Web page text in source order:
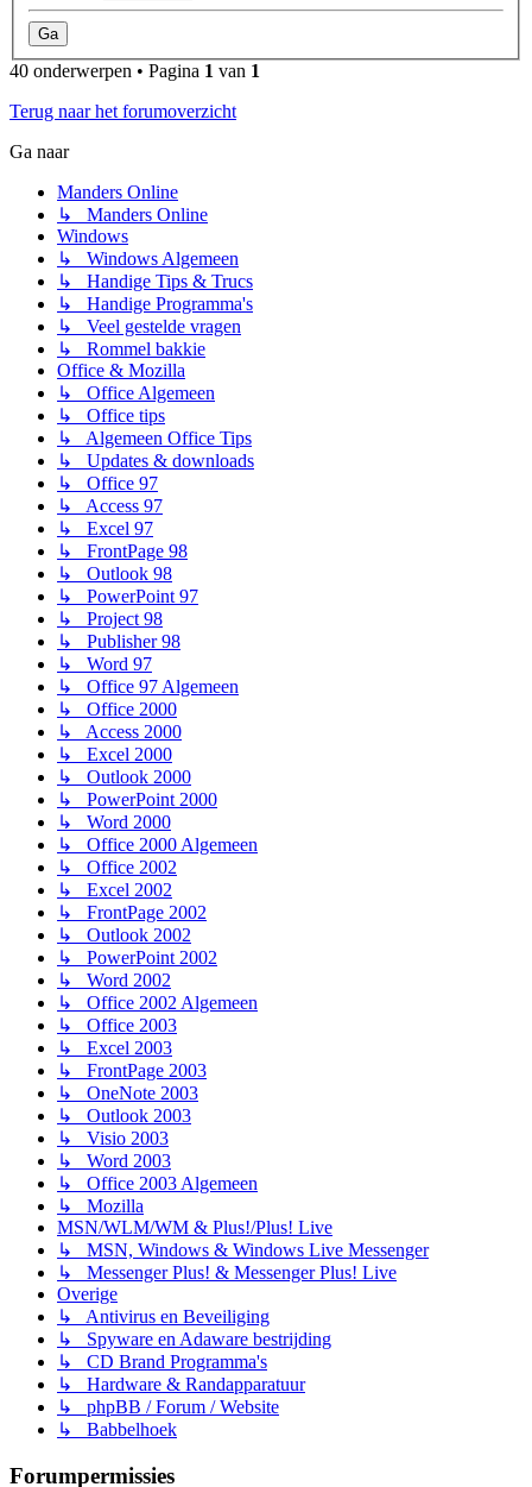
40 onderwerpen • Pagina 1 van 1
Terug naar het forumoverzicht
Ga naar
Manders Online
↳ Manders Online
Windows
↳ Windows Algemeen
↳ Handige Tips & Trucs
↳ Handige Programma's
↳ Veel gestelde vragen
↳ Rommel bakkie
Office & Mozilla
↳ Office Algemeen
↳ Office tips
↳ Algemeen Office Tips
↳ Updates & downloads
↳ Office 97
↳ Access 97
↳ Excel 97
↳ FrontPage 98
↳ Outlook 98
↳ PowerPoint 97
↳ Project 98
↳ Publisher 98
↳ Word 97
↳ Office 97 Algemeen
↳ Office 2000
↳ Access 2000
↳ Excel 2000
↳ Outlook 2000
↳ PowerPoint 2000
↳ Word 2000
↳ Office 2000 Algemeen
↳ Office 2002
↳ Excel 2002
↳ FrontPage 2002
↳ Outlook 2002
↳ PowerPoint 2002
↳ Word 2002
↳ Office 2002 Algemeen
↳ Office 2003
↳ Excel 2003
↳ FrontPage 2003
↳ OneNote 2003
↳ Outlook 2003
↳ Visio 2003
↳ Word 2003
↳ Office 2003 Algemeen
↳ Mozilla
MSN/WLM/WM & Plus!/Plus! Live
↳ MSN, Windows & Windows Live Messenger
↳ Messenger Plus! & Messenger Plus! Live
Overige
↳ Antivirus en Beveiliging
↳ Spyware en Adaware bestrijding
↳ CD Brand Programma's
↳ Hardware & Randapparatuur
↳ phpBB / Forum / Website
↳ Babbelhoek
Forumpermissies